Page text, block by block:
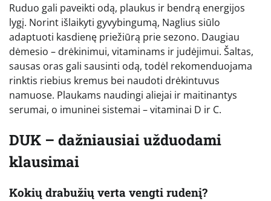
Ruduo gali paveikti odą, plaukus ir bendrą energijos
lygį. Norint išlaikyti gyvybingumą, Naglius siūlo
adaptuoti kasdienę priežiūrą prie sezono. Daugiau
dėmesio – drėkinimui, vitaminams ir judėjimui. Šaltas,
sausas oras gali sausinti odą, todėl rekomenduojama
rinktis riebius kremus bei naudoti drėkintuvus
namuose. Plaukams naudingi aliejai ir maitinantys
serumai, o imuninei sistemai – vitaminai D ir C.
DUK – dažniausiai užduodami
klausimai
Kokių drabužių verta vengti rudenį?